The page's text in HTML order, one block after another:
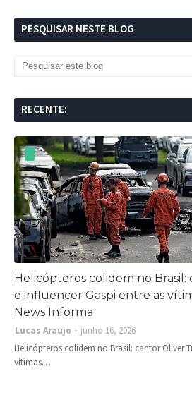
PESQUISAR NESTE BLOG
RECENTE:
Helicópteros colidem no
e influencer Gaspi entre as
News Informa
Lucas Araujo
junho 16, 2026
Helicópteros colidem no Brasil: cantor Oliver
vítimas…